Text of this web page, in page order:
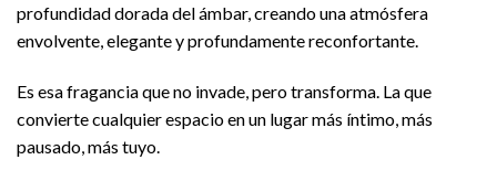
profundidad dorada del ámbar, creando una atmósfera
envolvente, elegante y profundamente reconfortante.
Es esa fragancia que no invade, pero transforma. La que
convierte cualquier espacio en un lugar más íntimo, más
pausado, más tuyo.